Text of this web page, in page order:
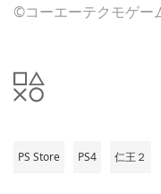
©コーエーテクモゲ
PS Store PS4 仁王２